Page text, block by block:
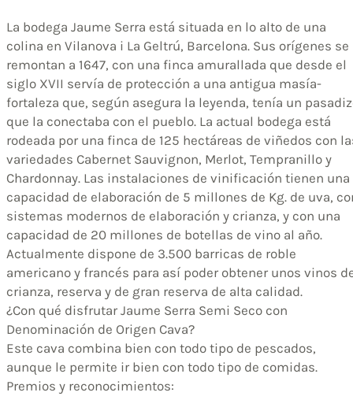
La bodega Jaume Serra está situada en lo alto de una
colina en Vilanova i La Geltrú, Barcelona. Sus orígenes se
remontan a 1647, con una finca amurallada que desde el
siglo XVII servía de protección a una antigua masía-
fortaleza que, según asegura la leyenda, tenía un
que la conectaba con el pueblo. La actual bodega está
rodeada por una finca de 125 hectáreas de viñedos con
variedades Cabernet Sauvignon, Merlot, Tempranillo y
Chardonnay. Las instalaciones de vinificación tienen una
capacidad de elaboración de 5 millones de Kg. de uva,
sistemas modernos de elaboración y crianza, y con una
capacidad de 20 millones de botellas de vino al año.
Actualmente dispone de 3.500 barricas de roble
americano y francés para así poder obtener unos vinos
crianza, reserva y de gran reserva de alta calidad.
¿Con qué disfrutar Jaume Serra Semi Seco con
Denominación de Origen Cava?
Este cava combina bien con todo tipo de pescados,
aunque le permite ir bien con todo tipo de comidas.
Premios y reconocimientos: